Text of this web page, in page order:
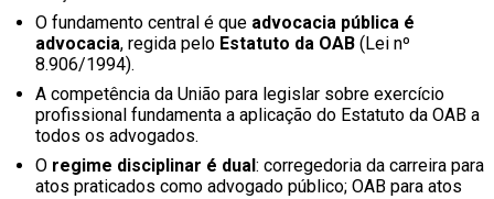
O fundamento central é que advocacia pública é
advocacia, regida pelo Estatuto da OAB (Lei nº
8.906/1994).
A competência da União para legislar sobre exercício
profissional fundamenta a aplicação do Estatuto da OAB a
todos os advogados.
O regime disciplinar é dual : corregedoria da carreira para
atos praticados como advogado público; OAB para atos